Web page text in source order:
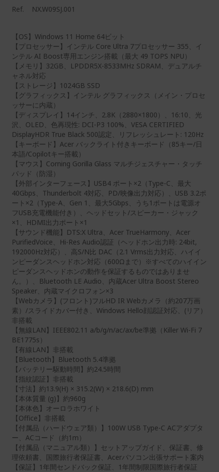
Ref. NX.W09SJ.001
【OS】Windows 11 Home 64ビット
【プロセッサー】インテル Core Ultra 7プロセッサー 355、イ
ンテル AI Boost専用エンジン搭載（最大 49 TOPS NPU）
【メモリ】32GB、LPDDR5X-8533MHz SDRAM、デュアルチ
ャネル対応
【ストレージ】1024GB SSD
【グラフィックス】インテル グラフィックス（メイン・プロセ
ッサーに内蔵）
【ディスプレイ】14インチ、2.8K（2880×1800）、16:10、光
沢、OLED、色再現性: DCI-P3 100%、VESA CERTIFIED
DisplayHDR True Black 500認定、リフレッシュレート: 120Hz
【キーボード】Acer バックライト付きキーボード（85キー/日
本語/Copilotキー搭載）
【マウス】Corning Gorilla Glass マルチジェスチャー・タッチ
パッド（防湿）
【外部インターフェース】USB4 ポート×2（Type-C、最大
40Gbps、Thunderbolt 4対応、PD/映像出力対応）、USB 3.2ポ
ート×2（Type-A、Gen 1、最大5Gbps、うち1ポートは電源オ
フUSB充電機能付き）、ヘッドセット/スピーカー・ジャック
×1、HDMI出力ポート×1
【サウンド機能】DTS:X Ultra、Acer TrueHarmony、Acer
PurifiedVoice、Hi-Res Audio認証（ヘッドホン出力時: 24bit,
192000Hz対応）、高S/N比 DAC（2.1 Vrms出力対応、ハイイ
ンピーダンスヘッドホン対応（600Ωまで）※すべてのハイイン
ピーダンスヘッドホンの動作を保証するものではありませ
ん。）、Bluetooth LE Audio、内蔵Acer Ultra Boost Stereo
Speaker、内蔵マイクロフォン×3
【Webカメラ】(フロント)フルHD IR Webカメラ（約207万画
素）/スライドカバー付き、Windows Hello顔認証対応、(リア）
非搭載
【無線LAN】IEEE802.11 a/b/g/n/ac/ax/be準拠（Killer Wi-Fi 7
BE1775s）
【有線LAN】非搭載
【Bluetooth】Bluetooth 5.4準拠
【バッテリー駆動時間】約24.5時間
【指紋認証】非搭載
【寸法】約13.9(H) × 315.2(W) × 218.6(D) mm
【本体質量 (g)】約960g
【本体色】オーロラホワイト
【Office】非搭載
【付属品（ハードウェア類）】100W USB Type-C ACアダプタ
ー、ACコード（約1m）
【付属品（マニュアル類）】セットアップガイド、保証書、修
理依頼書、国際旅行者保証書、Acerパソコン出張サポート案内
【保証】1年間センドバック保証、1年間制限国際旅行者保証